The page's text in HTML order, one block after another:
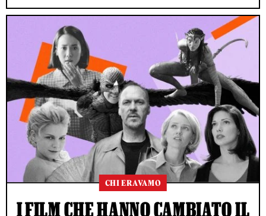
CHI ERAVAMO
I FILM CHE HANNO CAMBIATO IL